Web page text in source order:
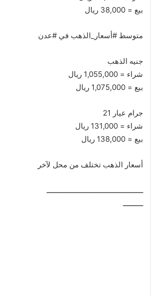
بيع = 38,000 ريال
متوسط #أسعار_الذهب في #عدن
جنيه الذهب
شراء = 1,055,000 ريال
بيع = 1,075,000 ريال
جرام عيار 21
شراء = 131,000 ريال
بيع = 138,000 ريال
أسعار الذهب تختلف من محل لآخر
ــــــــــــــــــــــــــــــــــــــــــــــــ
ــــــــــ